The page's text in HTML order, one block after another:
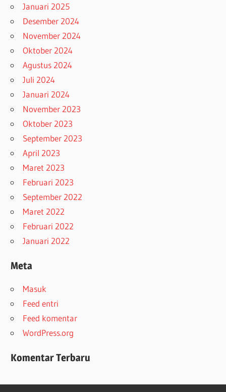
Januari 2025
Desember 2024
November 2024
Oktober 2024
Agustus 2024
Juli 2024
Januari 2024
November 2023
Oktober 2023
September 2023
April 2023
Maret 2023
Februari 2023
September 2022
Maret 2022
Februari 2022
Januari 2022
Meta
Masuk
Feed entri
Feed komentar
WordPress.org
Komentar Terbaru